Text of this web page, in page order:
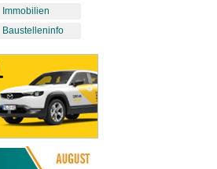
Immobilien
Baustelleninfo